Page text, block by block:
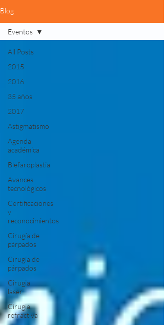
Blog
All Posts
2015
2016
35 años
2017
Astigmatismo
Agenda
académica
Blefaroplastia
Avances
tecnológicos
Certificaciones
y
reconocimientos
Cirugía de
párpados
Cirugía de
párpados
Cirugia
laser
Cirugia
refractiva
Eventos